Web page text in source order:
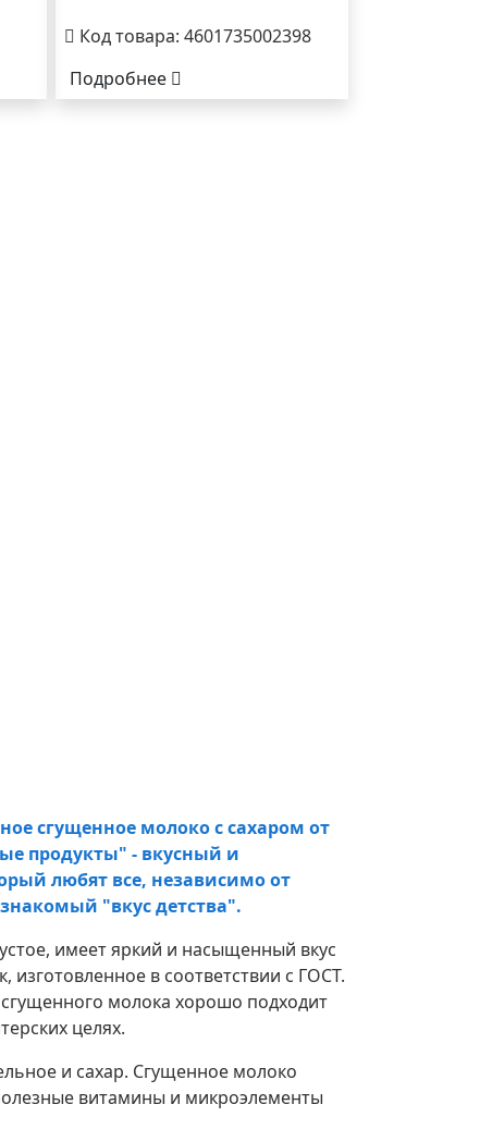
Код товара: 4601735002398
Подробнее
сгущенное молоко с сахаром от
продукты" - вкусный и
любят все, независимо от
"вкус детства".
имеет яркий и насыщенный вкус
изготовленное в соответствии с ГОСТ.
молока хорошо подходит
целях.
и сахар. Сгущенное молоко
витамины и микроэлементы